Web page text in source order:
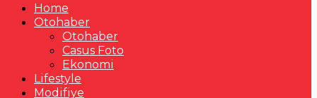
Home
Otohaber
Otohaber
Casus Foto
Ekonomi
Lifestyle
Modifiye